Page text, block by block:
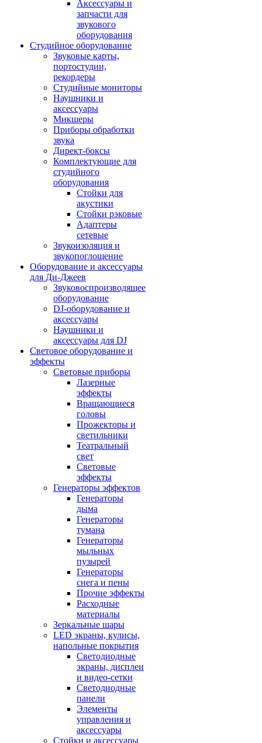
Аксессуары и
запчасти для
звукового
оборудования
Студийное оборудование
Звуковые карты,
портостудии,
рекордеры
Студийные мониторы
Наушники и
аксессуары
Микшеры
Приборы обработки
звука
Директ-боксы
Комплектующие для
студийного
оборудования
Стойки для
акустики
Стойки рэковые
Адаптеры
сетевые
Звукоизоляция и
звукопоглощение
Оборудование и аксессуары
для Ди-Джеев
Звуковоспроизводящее
оборудование
DJ-оборудование и
аксессуары
Наушники и
аксессуары для DJ
Световое оборудование и
эффекты
Световые приборы
Лазерные
эффекты
Вращающиеся
головы
Прожекторы и
светильники
Театральный
свет
Световые
эффекты
Генераторы эффектов
Генераторы
дыма
Генераторы
тумана
Генераторы
мыльных
пузырей
Генераторы
снега и пены
Прочие эффекты
Расходные
материалы
Зеркальные шары
LED экраны, кулисы,
напольные покрытия
Светодиодные
экраны, дисплеи
и видео-сетки
Светодиодные
панели
Элементы
управления и
аксессуары
Стойки и аксессуары